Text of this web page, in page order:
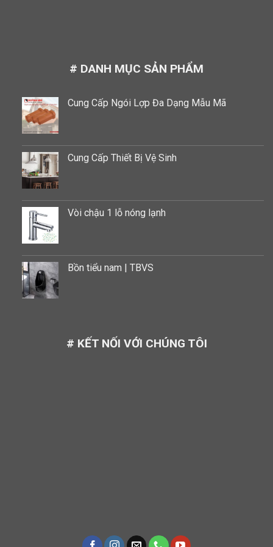
# DANH MỤC SẢN PHẨM
Cung Cấp Ngói Lợp Đa Dạng Mẫu Mã
Cung Cấp Thiết Bị Vệ Sinh
Vòi chậu 1 lỗ nóng lạnh
Bồn tiểu nam | TBVS
# KẾT NỐI VỚI CHÚNG TÔI